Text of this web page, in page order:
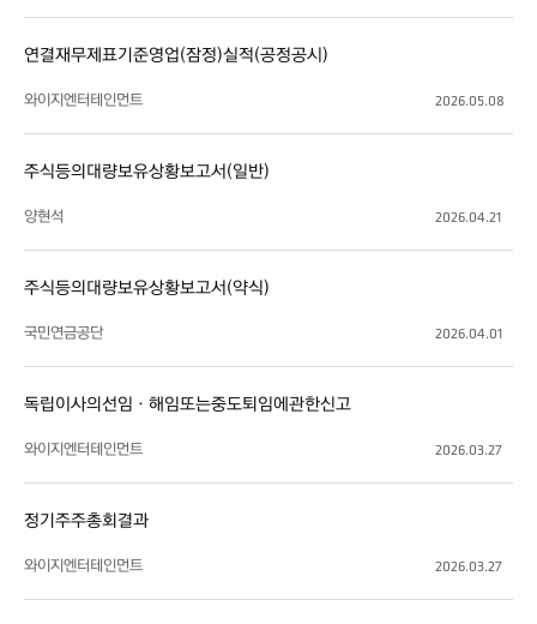
연결재무제표기준영업(잠정)실적(공정공시)
와이지엔터테인먼트 2026.05.08
주식등의대량보유상황보고서(일반)
양현석 2026.04.21
주식등의대량보유상황보고서(약식)
국민연금공단 2026.04.01
독립이사의선임ㆍ해임또는중도퇴임에관한신고
와이지엔터테인먼트 2026.03.27
정기주주총회결과
와이지엔터테인먼트 2026.03.27